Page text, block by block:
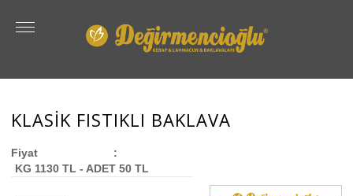
KLASİK FISTIKLI BAKLAVA
Fiyat
:
KG 1130 TL - ADET 50 TL